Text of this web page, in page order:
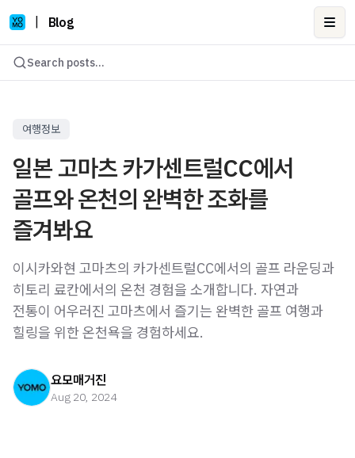
Blog
Search posts...
여행정보
일본 고마츠 카가센트럴CC에서
골프와 온천의 완벽한 조화를
즐겨봐요
이시카와현 고마츠의 카가센트럴CC에서의 골프 라운딩과
히토리 료칸에서의 온천 경험을 소개합니다. 자연과
전통이 어우러진 고마츠에서 즐기는 완벽한 골프 여행과
힐링을 위한 온천욕을 경험하세요.
요모매거진
Aug 20, 2024